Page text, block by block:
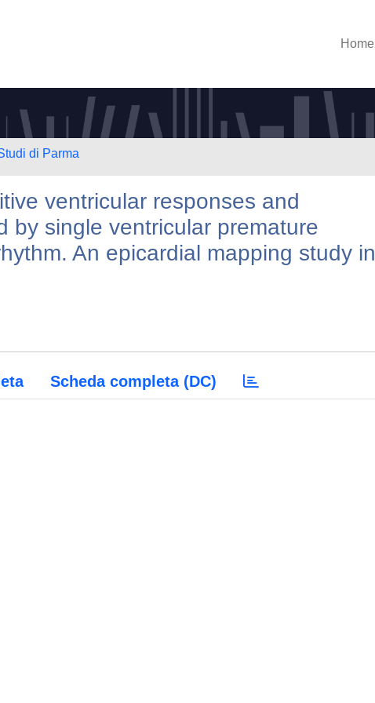
Home
di Parma
ventricular responses and
by single ventricular premature
An epicardial mapping study in
Scheda completa (DC)